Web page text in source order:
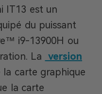
IT13 est un
du puissant
i9-13900H ou
La version
carte graphique
la carte